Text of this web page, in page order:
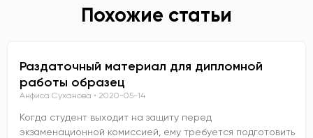
Похожие статьи
Раздаточный материал для дипломной
работы образец
Анфиса Суханова 2020-05-14
Когда студент выходит на защиту перед
экзаменационной комиссией, ему требуется подготовить